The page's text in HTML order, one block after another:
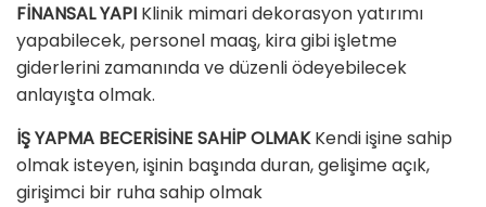
FİNANSAL YAPI Klinik mimari dekorasyon yatırımı
yapabilecek, personel maaş, kira gibi işletme
giderlerini zamanında ve düzenli ödeyebilecek
anlayışta olmak.
İŞ YAPMA BECERİSİNE SAHİP OLMAKKendi işine sahip
olmak isteyen, işinin başında duran, gelişime açık,
girişimci bir ruha sahip olmak